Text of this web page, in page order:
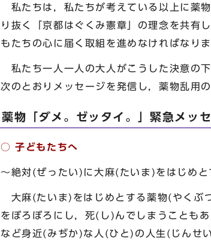
私たちは，私たちが考えている以上に薬
り抜く「京都はぐくみ憲章」の理念を共有
もたちの心に届く取組を進めなければなりま
私たち一人一人の大人がこうした決意の
次のとおりメッセージを発信し，薬物乱用
薬物「ダメ。ゼッタイ。」緊急メッ
○ 子どもたちへ
～絶対(ぜったい)に大麻(たいま)をはじめ
大麻(たいま)をはじめとする薬物(やくぶ
をぼろぼろにし，死(し)んでしまうことも
など身近(みぢか)な人(ひと)の人生(じんせ